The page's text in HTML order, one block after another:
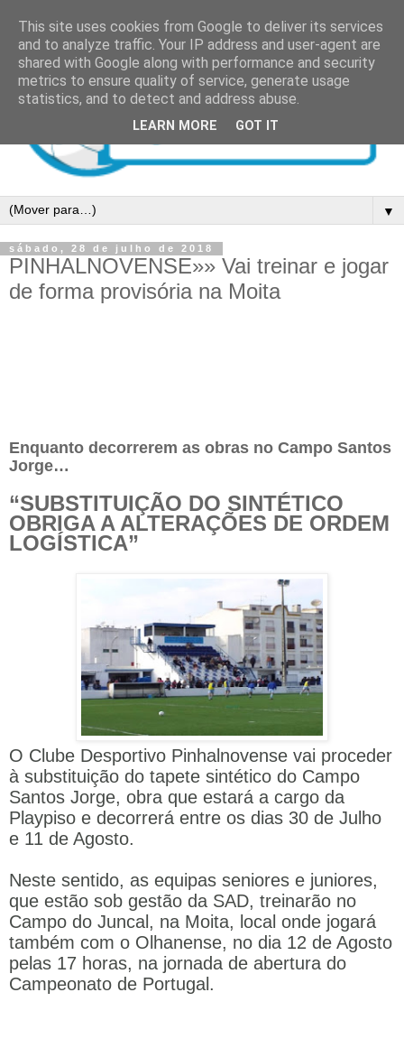
▼
sábado, 28 de julho de 2018
PINHALNOVENSE»» Vai treinar e jogar
de forma provisória na Moita
Enquanto decorrerem as obras no Campo Santos
Jorge…
“SUBSTITUIÇÃO DO SINTÉTICO
OBRIGA A ALTERAÇÕES DE ORDEM
LOGÍSTICA”
O Clube Desportivo Pinhalnovense vai proceder
à substituição do tapete sintético do Campo
Santos Jorge, obra que estará a cargo da
Playpiso e decorrerá entre os dias 30 de Julho
e 11 de Agosto.
Neste sentido, as equipas seniores e juniores,
que estão sob gestão da SAD, treinarão no
Campo do Juncal, na Moita, local onde jogará
também com o Olhanense, no dia 12 de Agosto
pelas 17 horas, na jornada de abertura do
Campeonato de Portugal.
This site uses cookies from Google to deliver its services
and to analyze traffic. Your IP address and user-agent are
shared with Google along with performance and security
metrics to ensure quality of service, generate usage
statistics, and to detect and address abuse.
LEARN MORE GOT IT